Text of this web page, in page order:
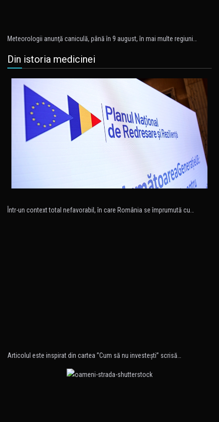
Meteorologii anunţă caniculă, până în 9 august, în mai multe regiuni…
Din istoria medicinei
Într-un context total nefavorabil, în care România se împrumută cu…
Articolul este inspirat din cartea ”Cum să nu investeşti” scrisă…